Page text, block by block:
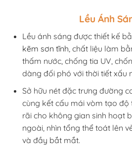
Lều Ánh
Lều ánh sáng được thiết kế
kẽm sơn tĩnh, chất liệu làm
thấm nước, chống tia UV,
dàng đối phó với thời tiết xấu
Sở hữu nét đặc trưng đường
cùng kết cấu mái vòm tạo
rãi cho không gian sinh hoạt
ngoài, nhìn tổng thể toát lên
và đầy bắt mắt.